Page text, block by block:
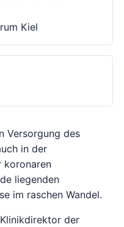
Kiel
Versorgung des
in der
koronaren
liegenden
im raschen Wandel.
der